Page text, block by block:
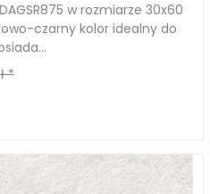
w rozmiarze 30x60
czarny kolor idealny do
*